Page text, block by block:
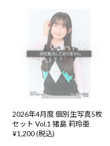
2026年4月度 個別生写真5枚
セット Vol.1 猪島 莉玲亜
¥1,200 (税込)